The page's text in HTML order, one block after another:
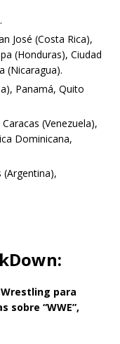
José (Costa Rica),
(Honduras), Ciudad
(Nicaragua).
Panamá, Quito
(Venezuela),
Dominicana,
(Argentina),
:
para
“WWE”,